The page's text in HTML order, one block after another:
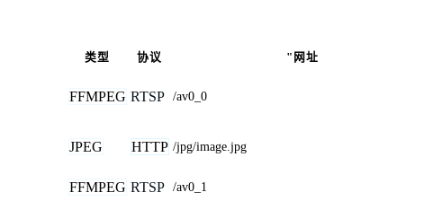
类型 协议 "网址
FFMPEG RTSP /av0_0
JPEG HTTP /jpg/image.jpg
FFMPEG RTSP /av0_1